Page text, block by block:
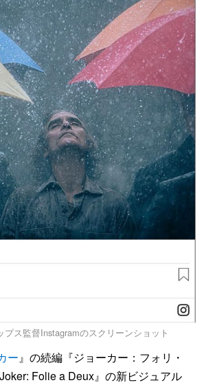
ス監督Instagramのスクリーンショット
ー 』の続編『ジョーカー：フォリ・
Folie a Deux』の新ビジュアル